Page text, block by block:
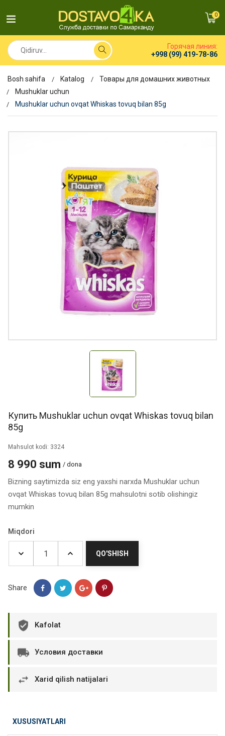
0
Горячая линия:
+998 (99) 419-78-86
Bosh sahifa Katalog
Товары для домашних животных
Mushuklar uchun
Mushuklar uchun ovqat Whiskas tovuq bilan 85g
Купить Mushuklar uchun ovqat Whiskas tovuq bilan
85g
Mahsulot kodi: 3324
8 990 sum / dona
Bizning saytimizda siz eng yaxshi narxda Mushuklar uchun
ovqat Whiskas tovuq bilan 85g mahsulotni sotib olishingiz
mumkin
Miqdori
QO'SHISH
Share
Kafolat
Условия доставки
Xarid qilish natijalari
XUSUSIYATLARI